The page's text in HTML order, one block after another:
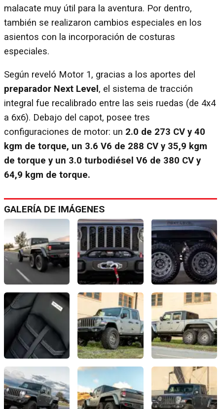
malacate muy útil para la aventura. Por dentro,
también se realizaron cambios especiales en los
asientos con la incorporación de costuras
especiales.
Según reveló Motor 1, gracias a los aportes del
preparador Next Level , el sistema de tracción
integral fue recalibrado entre las seis ruedas (de 4x4
a 6x6). Debajo del capot, posee tres
configuraciones de motor: un 2.0 de 273 CV y 40
kgm de torque, un 3.6 V6 de 288 CV y 35,9 kgm
de torque y un 3.0 turbodiésel V6 de 380 CV y
64,9 kgm de torque.
GALERÍA DE IMÁGENES